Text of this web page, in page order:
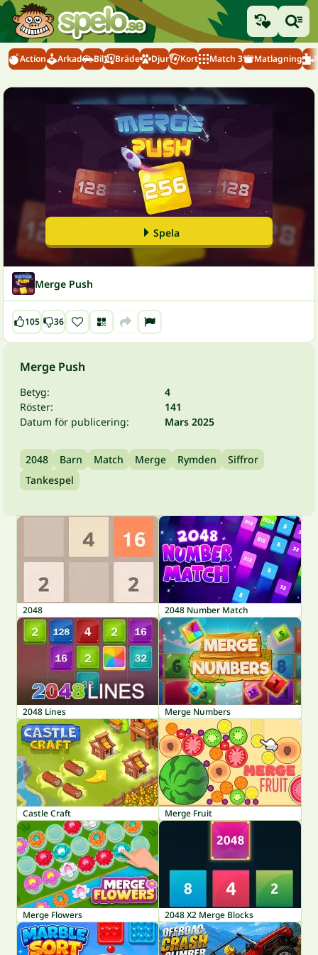
Action Arkad Bil Bräde Djur Kort Match 3 Matlagning
Spela
Merge Push
105 36
Merge Push
Betyg:
4
Röster:
141
Datum för publicering:
Mars 2025
2048 Barn Match Merge Rymden
Siffror
Tankespel
2048 2048 Number Match
2048 Lines Merge Numbers
Castle Craft Merge Fruit
Merge Flowers 2048 X2 Merge Blocks